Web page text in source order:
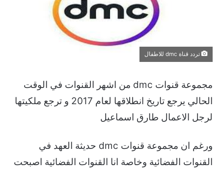
تردد قناة dmc للاطفال
مجموعة قنوات dmc من اشهر القنوات في الوقت
الحالي يرجع تاريخ انطلاقها لعام 2017 و ترجع ملكيتها
لرجل الاعمال طارق اسماعيل
ورغم ان مجموعة قنوات dmc حديثة العهد في
القنوات الفضائية وخاصة انا القنوات الفضائية اصبحت